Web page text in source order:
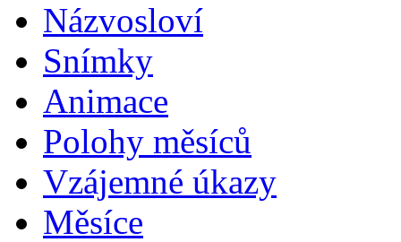
Názvosloví
Snímky
Animace
Polohy měsíců
Vzájemné úkazy
Měsíce